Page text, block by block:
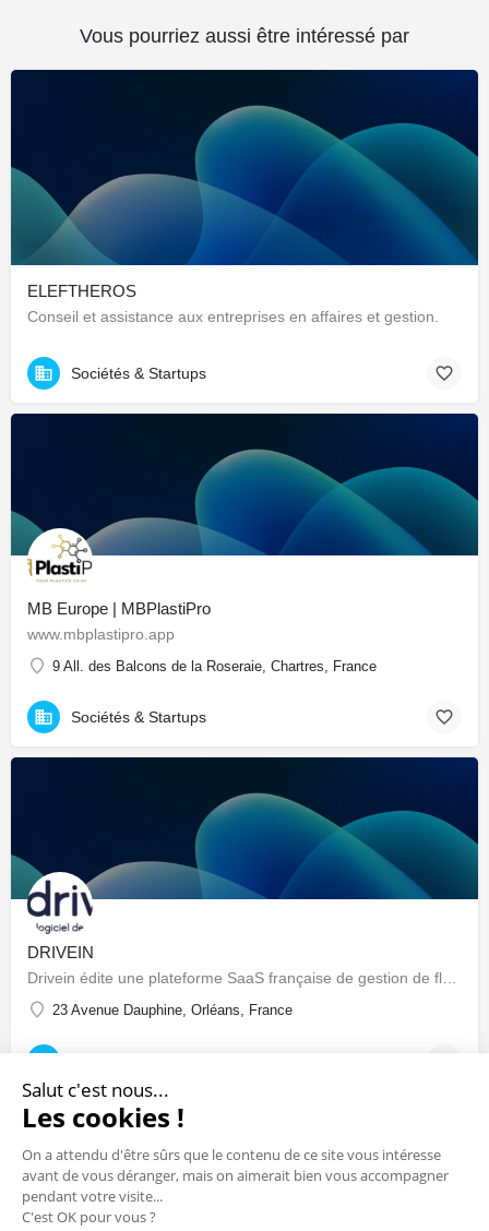
Vous pourriez aussi être intéressé par
ELEFTHEROS
Conseil et assistance aux entreprises en affaires et gestion.
Sociétés & Startups
MB Europe | MBPlastiPro
www.mbplastipro.app
9 All. des Balcons de la Roseraie, Chartres, France
Sociétés & Startups
DRIVEIN
23 Avenue Dauphine, Orléans, France
Salut c'est nous...
Les cookies !
On a attendu d'être sûrs que le contenu de ce site vous intéresse
avant de vous déranger, mais on aimerait bien vous accompagner
pendant votre visite...
C'est OK pour vous ?